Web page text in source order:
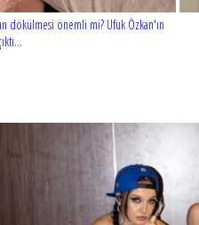
dökülmesi önemli mi? Ufuk Özkan'ın